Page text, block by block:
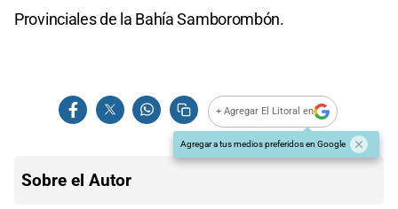
Provinciales de la Bahía Samborombón.
+ Agregar El Litoral en
Agregar a tus medios preferidos en Google
Sobre el Autor